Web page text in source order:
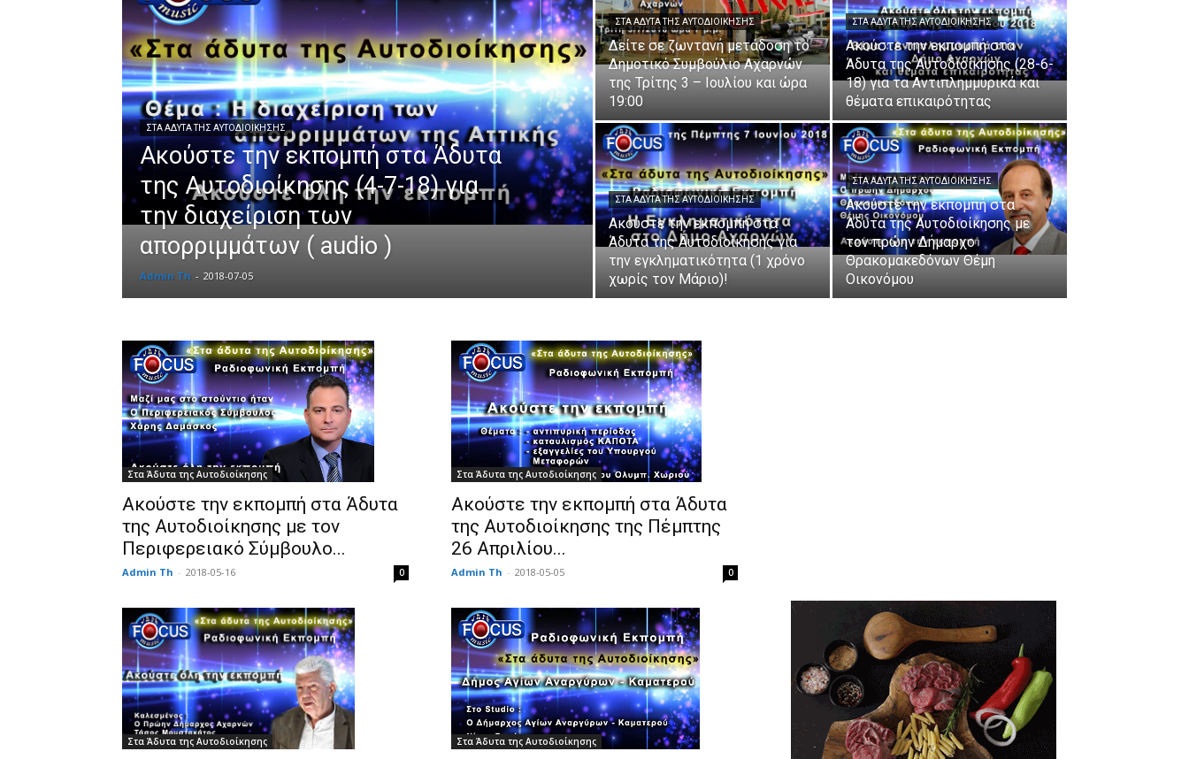
ΣΤΑ ΆΔΥΤΑ ΤΗΣ ΑΥΤΟΔΙΟΊΚΗΣΗΣ
Ακούστε την εκπομπή στα Άδυτα
της Αυτοδιοίκησης (4-7-18) για
την διαχείριση των
απορριμμάτων ( audio )
Admin Th - 2018-07-05
ΣΤΑ ΆΔΥΤΑ ΤΗΣ ΑΥΤΟΔΙΟΊΚΗΣΗΣ
Δείτε σε ζωντανή μετάδοση το
Δημοτικό Συμβούλιο Αχαρνών
της Τρίτης 3 – Ιουλίου και ώρα
19:00
ΣΤΑ ΆΔΥΤΑ ΤΗΣ ΑΥΤΟΔΙΟΊΚΗΣΗΣ
Ακούστε την εκπομπή στα
Άδυτα της Αυτοδιοίκησης (28-6-
18) για τα Αντιπλημμυρικά και
θέματα επικαιρότητας
ΣΤΑ ΆΔΥΤΑ ΤΗΣ ΑΥΤΟΔΙΟΊΚΗΣΗΣ
Ακούστε την εκπομπή στα
Άδυτα της Αυτοδιοίκησης για
την εγκληματικότητα (1 χρόνο
χωρίς τον Μάριο)!
ΣΤΑ ΆΔΥΤΑ ΤΗΣ ΑΥΤΟΔΙΟΊΚΗΣΗΣ
Ακούστε την εκπομπή στα
Άδυτα της Αυτοδιοίκησης με
τον πρώην Δήμαρχο
Θρακομακεδόνων Θέμη
Οικονόμου
Στα Άδυτα της Αυτοδιοίκησης
Ακούστε την εκπομπή στα Άδυτα
της Αυτοδιοίκησης με τον
Περιφερειακό Σύμβουλο...
Admin Th - 2018-05-16 0
Στα Άδυτα της Αυτοδιοίκησης
Ακούστε την εκπομπή στα Άδυτα
της Αυτοδιοίκησης της Πέμπτης
26 Απριλίου...
Admin Th - 2018-05-05 0
Στα Άδυτα της Αυτοδιοίκησης Στα Άδυτα της Αυτοδιοίκησης